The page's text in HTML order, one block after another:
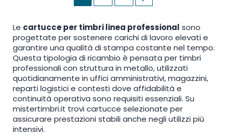
reading
page
Le cartucce per timbri linea professional sono
progettate per sostenere carichi di lavoro elevati e
garantire una qualità di stampa costante nel tempo.
Questa tipologia di ricambio è pensata per timbri
professionali con struttura in metallo, utilizzati
quotidianamente in uffici amministrativi, magazzini,
reparti logistici e contesti dove affidabilità e
continuità operativa sono requisiti essenziali. Su
mistertimbri.it trovi cartucce selezionate per
assicurare prestazioni stabili anche negli utilizzi più
intensivi.